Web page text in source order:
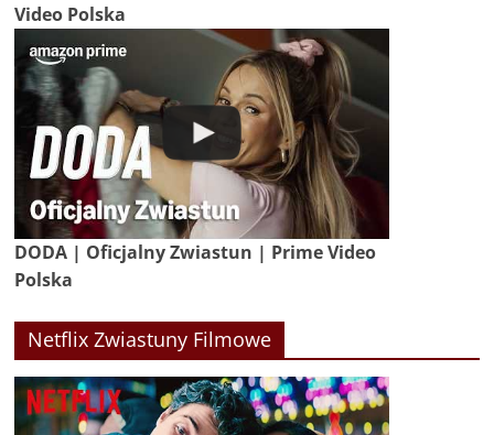
Video Polska
DODA | Oficjalny Zwiastun | Prime Video
Polska
Netflix Zwiastuny Filmowe